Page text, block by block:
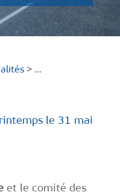
> …
le 31 mai
et le comité des